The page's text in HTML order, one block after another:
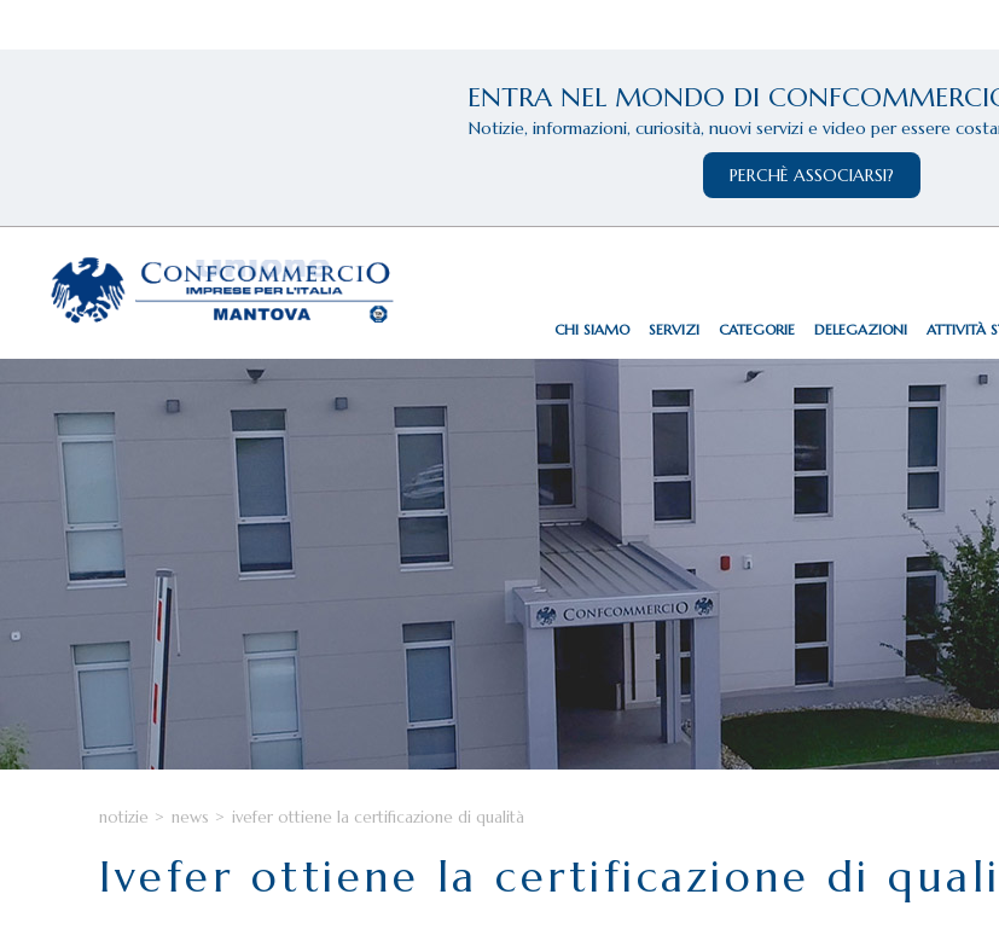
ENTRA NEL MONDO DI
Notizie, informazioni, curiosità, nuovi servizi e video per essere
PERCHÈ ASSOCIARSI?
CHI SIAMO SERVIZI CATEGORIE DELEGAZIONI ATTIVITÀ
notizie > news > ivefer ottiene la certificazione di qualità
Ivefer ottiene la certificazione di